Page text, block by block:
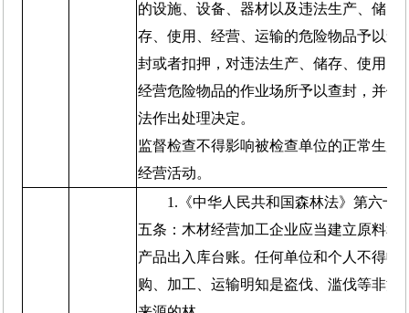
的设施、设备、器材以及违法生产、储
存、使用、经营、运输的危险物品予以查
封或者扣押，对违法生产、储存、使用、
经营危险物品的作业场所予以查封，并依
法作出处理决定。
监督检查不得影响被检查单位的正常生产
经营活动。
1.《中华人民共和国森林法》第六十
五条：木材经营加工企业应当建立原料和
产品出入库台账。任何单位和个人不得收
购、加工、运输明知是盗伐、滥伐等非法